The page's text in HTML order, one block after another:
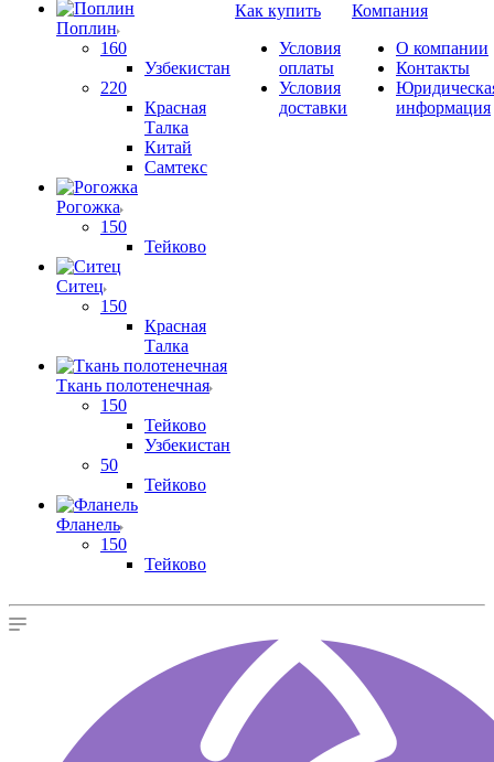
Поплин
160
Узбекистан
220
Красная
Талка
Китай
Самтекс
Рогожка
150
Тейково
Ситец
150
Красная
Талка
Ткань полотенечная
150
Тейково
Узбекистан
50
Тейково
Фланель
150
Тейково
Как купить
Условия
оплаты
Условия
доставки
Компания
О компании
Контакты
информация